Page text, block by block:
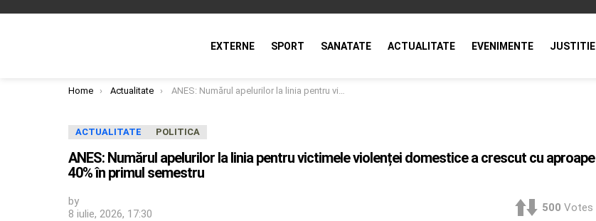
EXTERNE SPORT SANATATE ACTUALITATE EVENIMENTE JUSTITIE
You are here:
Home Actualitate ANES: Numărul apelurilor la linia pentru victimele violenței domestice a crescut cu aproape 40% în primul semestru
ACTUALITATE POLITICA
ANES: Numărul apelurilor la linia pentru victimele violenței domestice a crescut cu aproape
40% în primul semestru
by
8 iulie, 2026, 17:30
500 Votes